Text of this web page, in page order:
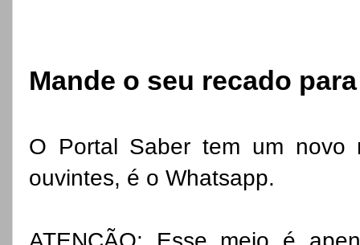
Mande o seu recado
O Portal Saber tem um novo
ouvintes, é o Whatsapp.